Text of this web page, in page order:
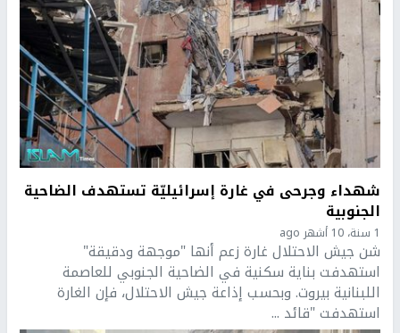
شهداء وجرحى في غارة إسرائيليّة تستهدف الضاحية
الجنوبية
1 سنة، 10 أشهر ago
شن جيش الاحتلال غارة زعم أنها "موجهة ودقيقة"
استهدفت بناية سكنية في الضاحية الجنوبي للعاصمة
اللبنانية بيروت. وبحسب إذاعة جيش الاحتلال، فإن الغارة
استهدفت "قائد ...